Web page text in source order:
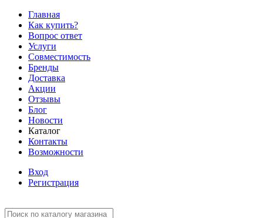
Главная
Как купить?
Вопрос ответ
Услуги
Совместимость
Бренды
Доставка
Акции
Отзывы
Блог
Новости
Каталог
Контакты
Возможности
Вход
Регистрация